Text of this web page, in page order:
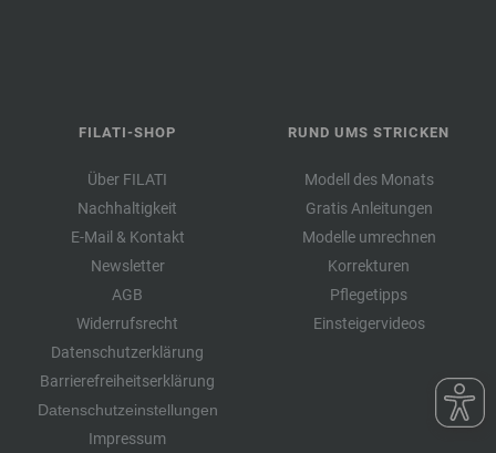
FILATI-SHOP
Über FILATI
Nachhaltigkeit
E-Mail & Kontakt
Newsletter
AGB
Widerrufsrecht
Datenschutzerklärung
Barrierefreiheitserklärung
Datenschutzeinstellungen
Impressum
RUND UMS STRICKEN
Modell des Monats
Gratis Anleitungen
Modelle umrechnen
Korrekturen
Pflegetipps
Einsteigervideos